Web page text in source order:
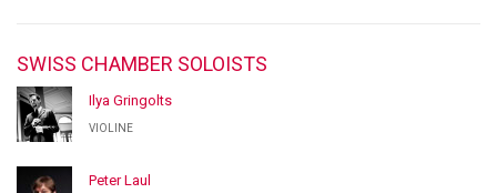
SWISS CHAMBER SOLOISTS
Ilya Gringolts
VIOLINE
Peter Laul